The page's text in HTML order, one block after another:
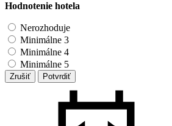
Hodnotenie hotela
Nerozhoduje
Minimálne 3
Minimálne 4
Minimálne 5
Zrušiť Potvrdiť